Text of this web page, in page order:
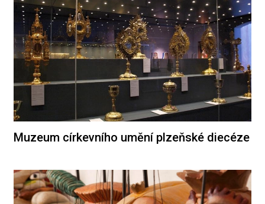
Muzeum církevního umění plzeňské diecéze